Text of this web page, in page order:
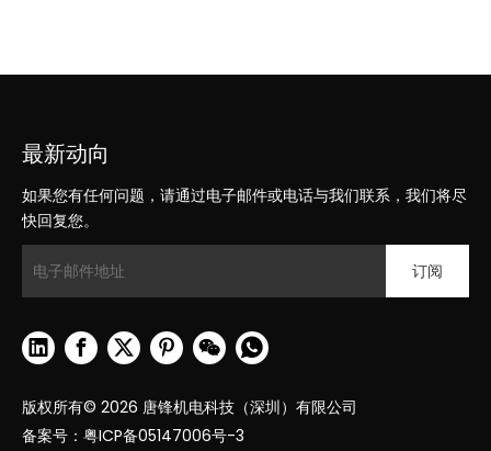
最新动向
如果您有任何问题，请通过电子邮件或电话与我们联系，我们将尽
快回复您。
订阅
版权所有© 2026 唐锋机电科技（深圳）有限公司
备案号： 粤ICP备05147006号-3